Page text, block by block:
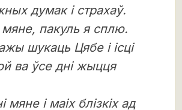
думак і страхаў.
мяне, пакуль я сплю.
шукаць Цябе і ісці
ва ўсе дні жыцця
мяне і маіх блізкіх ад